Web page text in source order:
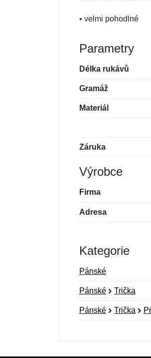
• velmi pohodlné
Parametry
Délka rukávů
Gramáž
Materiál
Záruka
Výrobce
Firma
Adresa
Kategorie
Pánské
Pánské Trička
Pánské Trička